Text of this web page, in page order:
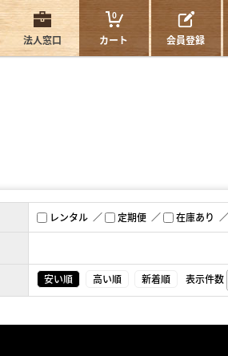
法人窓口 カート
0
会員登録
レンタル 定期便 在庫あり
安い順 高い順 新着順 表示件数